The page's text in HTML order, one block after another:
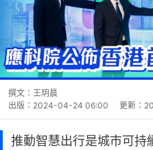
撰文： 王玥晨
出版： 2024-04-24 06:00 更新：
推動智慧出行是城市可持